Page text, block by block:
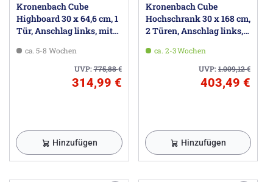
Kronenbach Cube
Highboard 30 x 64,6 cm, 1
Tür, Anschlag links, mit
ca. 5-8 Wochen
UVP:775,88€
314,99 €
Hinzufügen
Kronenbach Cube
Hochschrank 30 x 168 cm,
2 Türen, Anschlag links,
ca. 2-3 Wochen
UVP:1.009,12€
403,49 €
Hinzufügen